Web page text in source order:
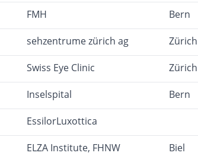
FMH Bern
sehzentrume zürich ag Zürich
Swiss Eye Clinic Zürich
Inselspital Bern
EssilorLuxottica
ELZA Institute, FHNW Biel